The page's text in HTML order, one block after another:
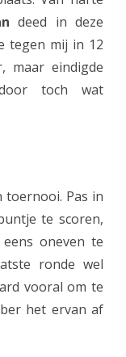
deed in deze
tegen mij in 12
maar eindigde
toch wat
toernooi. Pas in
te scoren,
oneven te
ronde wel
vooral om te
het ervan af